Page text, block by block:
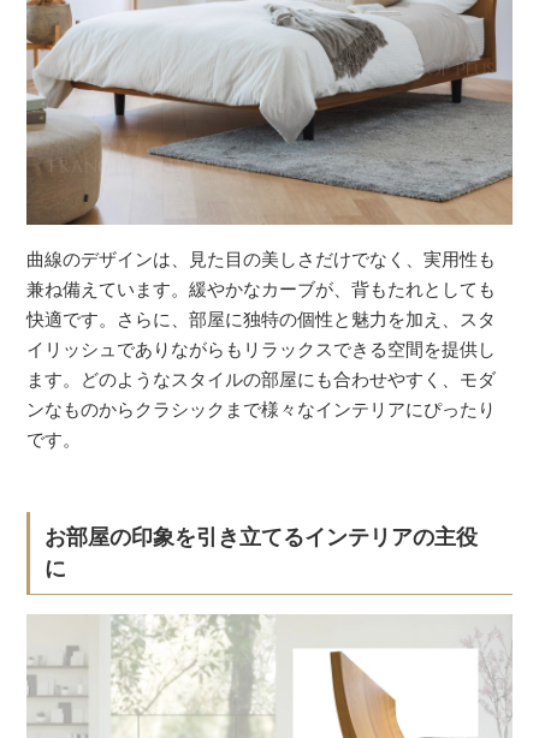
曲線のデザインは、見た目の美しさだけでなく、実用性も
兼ね備えています。緩やかなカーブが、背もたれとしても
快適です。さらに、部屋に独特の個性と魅力を加え、スタ
イリッシュでありながらもリラックスできる空間を提供し
ます。どのようなスタイルの部屋にも合わせやすく、モダ
ンなものからクラシックまで様々なインテリアにぴったり
です。
お部屋の印象を引き立てるインテリアの主役
に